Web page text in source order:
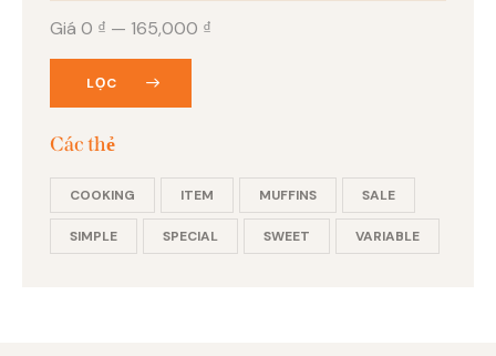
LỌC
Giá 0 ₫ — 165,000 ₫
Các thẻ
COOKING ITEM MUFFINS SALE
SIMPLE SPECIAL SWEET VARIABLE